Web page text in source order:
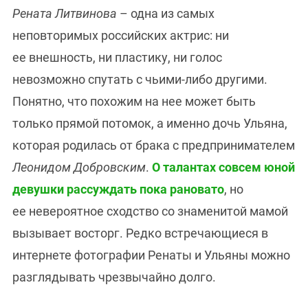
Рената Литвинова – одна из самых
неповторимых российских актрис: ни
ее внешность, ни пластику, ни голос
невозможно спутать с чьими-либо другими.
Понятно, что похожим на нее может быть
только прямой потомок, а именно дочь Ульяна,
которая родилась от брака с предпринимателем
Леонидом Добровским. О талантах совсем юной
девушки рассуждать пока рановато, но
ее невероятное сходство со знаменитой мамой
вызывает восторг. Редко встречающиеся в
интернете фотографии Ренаты и Ульяны можно
разглядывать чрезвычайно долго.